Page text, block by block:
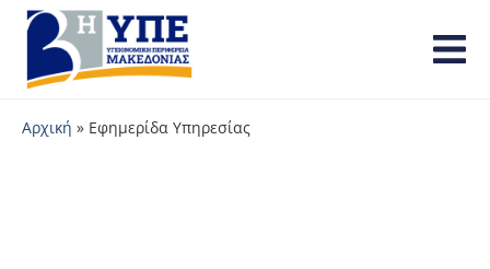
Αρχική » Εφημερίδα Υπηρεσίας